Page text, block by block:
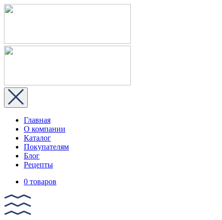
Главная
О компании
Каталог
Покупателям
Блог
Рецепты
0 товаров